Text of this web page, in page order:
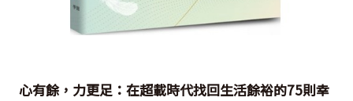
心有餘，力更足：在超載時代找回生活餘裕的75則幸